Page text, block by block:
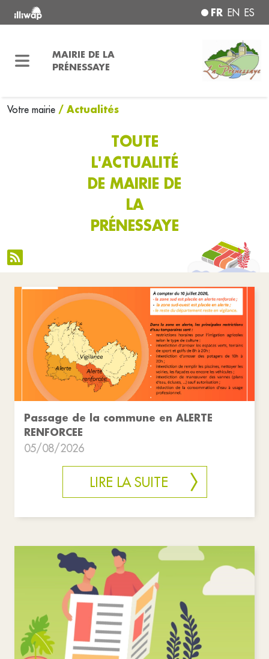
FR EN ES
MAIRIE DE LA
PRÉNESSAYE
Votre mairie / Actualités
TOUTE
L'ACTUALITÉ
DE MAIRIE DE
LA
PRÉNESSAYE
Passage de la commune en ALERTE
RENFORCEE
05/08/2026
LIRE LA SUITE